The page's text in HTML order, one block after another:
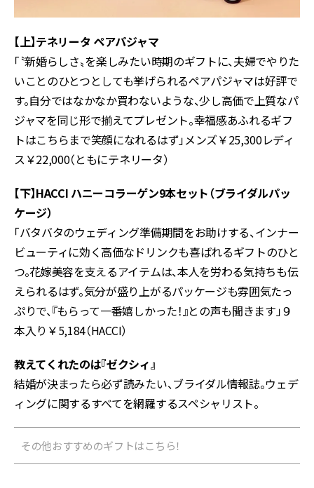
【上】テネリータ ペアパジャマ
「〝新婚らしさ〟を楽しみたい時期のギフトに、夫婦でやりた
いことのひとつとしても挙げられるペアパジャマは好評で
す。自分ではなかなか買わないような、少し高価で上質なパ
ジャマを同じ形で揃えてプレゼント。幸福感あふれるギフ
トはこちらまで笑顔になれるはず」メンズ￥25,300レディ
ス￥22,000（ともにテネリータ）
【下】HACCI ハニーコラーゲン9本セット（ブライダルパッ
ケージ）
「バタバタのウェディング準備期間をお助けする、インナー
ビューティに効く高価なドリンクも喜ばれるギフトのひと
つ。花嫁美容を支えるアイテムは、本人を労わる気持ちも伝
えられるはず。気分が盛り上がるパッケージも雰囲気たっ
ぷりで、『もらって一番嬉しかった！』との声も聞きます」９
本入り￥5,184（HACCI）
教えてくれたのは『ゼクシィ』
結婚が決まったら必ず読みたい、ブライダル情報誌。ウェデ
ィングに関するすべてを網羅するスペシャリスト。
その他おすすめのギフトはこちら！